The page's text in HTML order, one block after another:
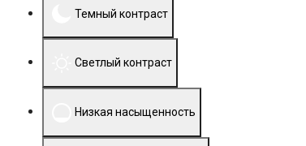
Темный контраст
Светлый контраст
Низкая насыщенность